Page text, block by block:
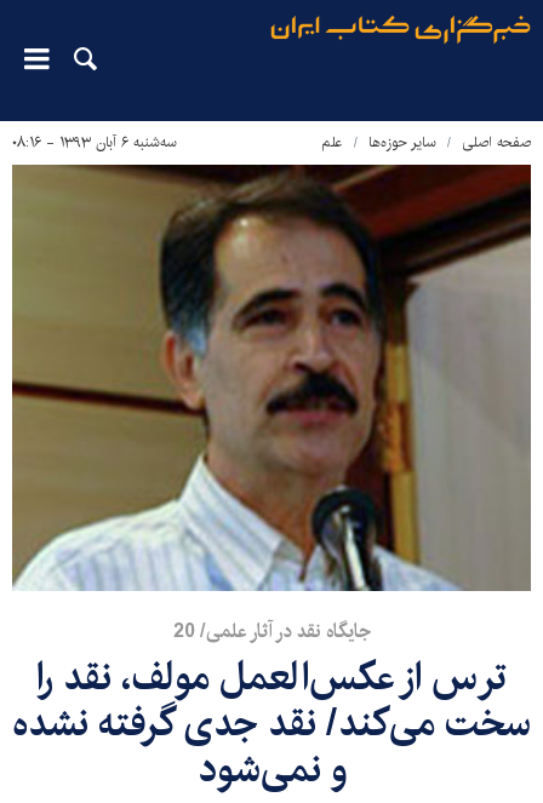
صفحه اصلی سایر حوزه‌ها علم سه‌شنبه ۶ آبان ۱۳۹۳ - ۰۸:۱۶
جایگاه نقد در آثار علمی/ 20
ترس از عکس‌العمل مولف، نقد را
سخت می‌کند/ نقد جدی گرفته نشده
و نمی‌شود